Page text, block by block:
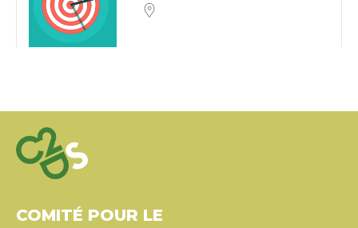
COMITÉ POUR LE